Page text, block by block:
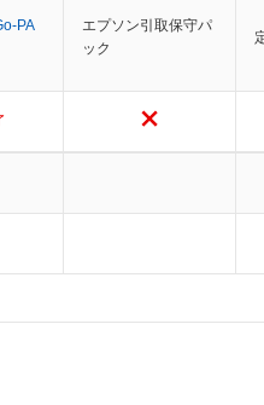
PA
エプソン引取保守パ
ック